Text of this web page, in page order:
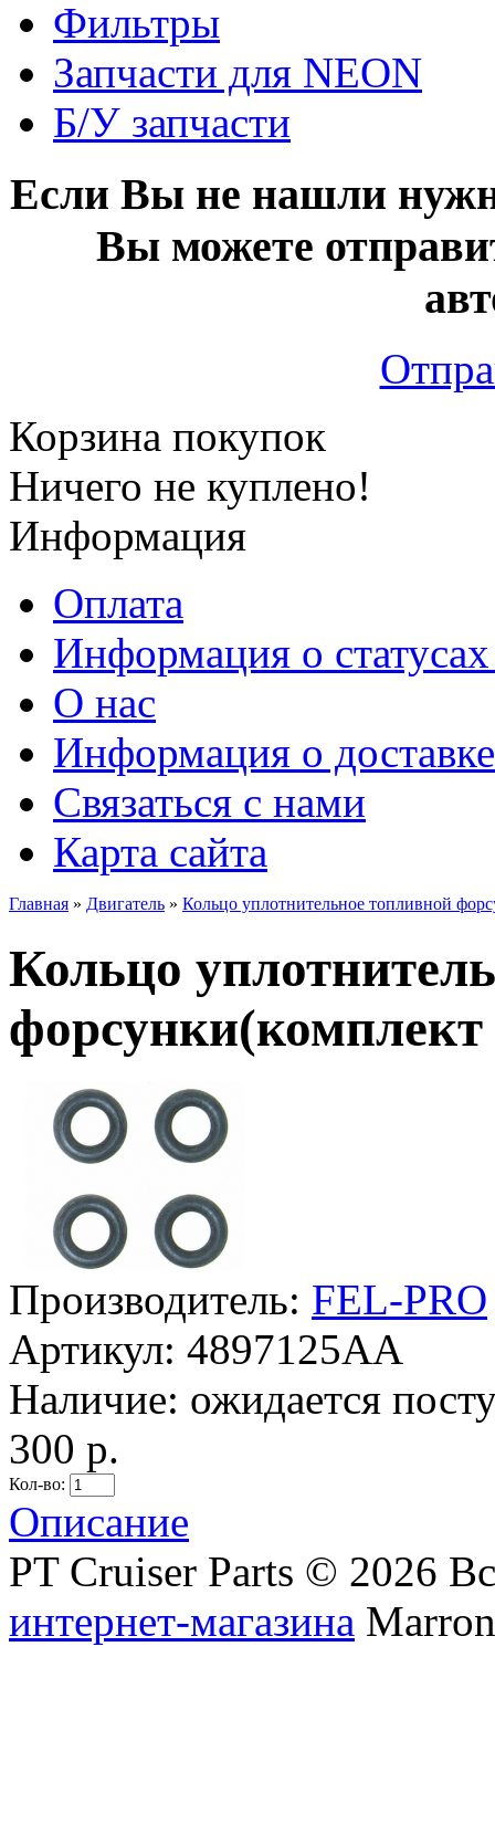
Фильтры
Запчасти для NEON
Б/У запчасти
Если Вы не нашли
Вы можете
Корзина покупок
Ничего не куплено!
Информация
Оплата
Информация о статусах
О нас
Информация о доставке
Связаться с нами
Карта сайта
Главная » Двигатель » Кольцо уплотнительное топливной
Кольцо
Производитель: FEL-PRO
Артикул: 4897125AA
Наличие: ожидается
300 р.
Кол-во:
Описание
PT Cruiser Parts © 2026
интернет-магазина